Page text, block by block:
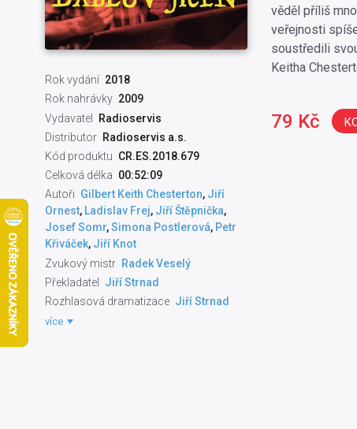
Rok vydání 2018
Rok nahrávky 2009
Vydavatel
Radioservis
Distributor Radioservis a.s.
Kód produktu CR.ES.2018.679
Celková délka 00:52:09
Autoři Gilbert Keith Chesterton, Jiří
Ornest, Ladislav Frej, Jiří Štěpnička,
Josef Somr,Simona Postlerová, Petr
Křiváček, Jiří Knot
Zvukový mistr Radek Veselý
Překladatel
Jiří Strnad
Rozhlasová dramatizace Jiří Strnad
Dramaturg literární
více
věděl příliš
veřejnosti
soustředili
Keitha
79 Kč